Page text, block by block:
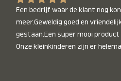
Een bedrijf waar de klant nog
meer.Geweldig goed en
gestaan.Een super mooi
Onze kleinkinderen zijn er